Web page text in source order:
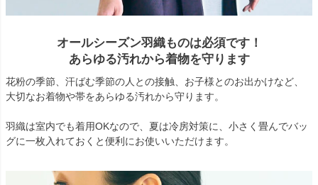
オールシーズン羽織ものは必須です！
あらゆる汚れから着物を守ります
花粉の季節、汗ばむ季節の人との接触、お子様とのお出かけなど、
大切なお着物や帯をあらゆる汚れから守ります。
羽織は室内でも着用OKなので、夏は冷房対策に、小さく畳んでバッ
グに一枚入れておくと便利にお使いいただけます。